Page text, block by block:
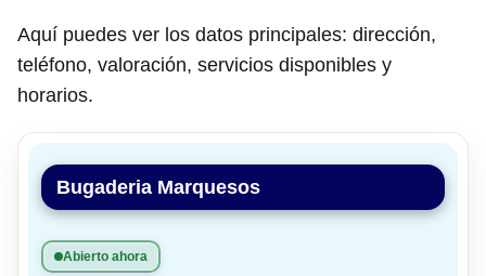
Aquí puedes ver los datos principales: dirección,
teléfono, valoración, servicios disponibles y
horarios.
Bugaderia Marquesos
Abierto ahora